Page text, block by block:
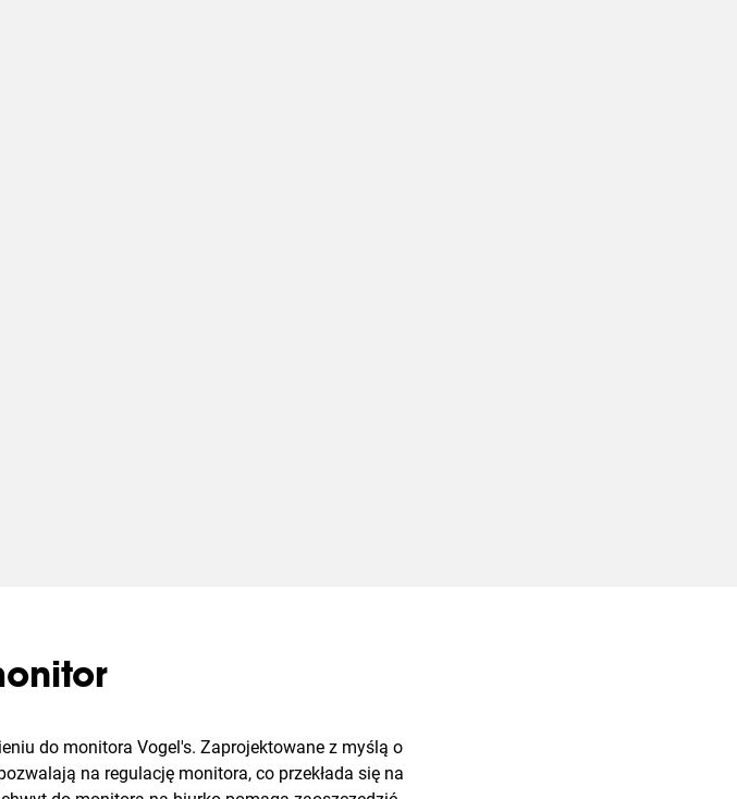
do monitora Vogel's. Zaprojektowane z myślą o
na regulację monitora, co przekłada się na